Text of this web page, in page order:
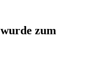
wurde zum